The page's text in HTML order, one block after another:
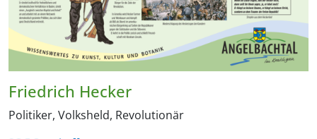
Friedrich Hecker
Politiker, Volksheld, Revolutionär